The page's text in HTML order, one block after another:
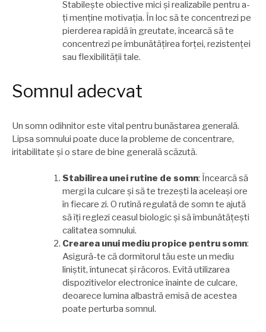
Stabilește obiective mici și realizabile pentru a-
ți menține motivația. În loc să te concentrezi pe
pierderea rapidă în greutate, încearcă să te
concentrezi pe îmbunătățirea forței, rezistenței
sau flexibilității tale.
Somnul adecvat
Un somn odihnitor este vital pentru bunăstarea generală.
Lipsa somnului poate duce la probleme de concentrare,
iritabilitate și o stare de bine generală scăzută.
Stabilirea unei rutine de somn: Încearcă să
mergi la culcare și să te trezești la aceleași ore
în fiecare zi. O rutină regulată de somn te ajută
să îți reglezi ceasul biologic și să îmbunătățești
calitatea somnului.
Crearea unui mediu propice pentru somn:
Asigură-te că dormitorul tău este un mediu
liniștit, întunecat și răcoros. Evită utilizarea
dispozitivelor electronice înainte de culcare,
deoarece lumina albastră emisă de acestea
poate perturba somnul.